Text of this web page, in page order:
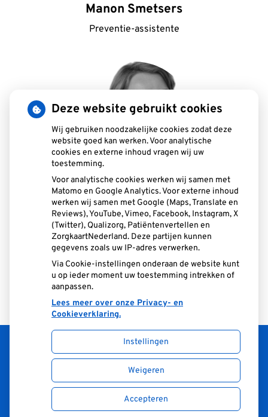
Manon Smetsers
Preventie-assistente
Claudia de Grave
Mondhygiëniste
Bekijk alle medewerkers
Uw Zorg Online|Beheer
Cookie-instellingen
Deze website gebruikt cookies
Wij gebruiken noodzakelijke cookies zodat deze
website goed kan werken. Voor analytische
cookies en externe inhoud vragen wij uw
toestemming.
Voor analytische cookies werken wij samen met
Matomo en Google Analytics. Voor externe inhoud
werken wij samen met Google (Maps, Translate en
Reviews), YouTube, Vimeo, Facebook, Instagram, X
(Twitter), Qualizorg, Patiëntenvertellen en
ZorgkaartNederland. Deze partijen kunnen
gegevens zoals uw IP-adres verwerken.
Via Cookie-instellingen onderaan de website kunt
u op ieder moment uw toestemming intrekken of
aanpassen.
Lees meer over onze Privacy- en
Cookieverklaring.
Instellingen
Weigeren
Accepteren